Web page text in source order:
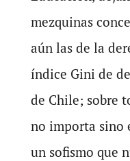
mezquinas
aún las de la
índice Gini de
de Chile; sobre
no importa sino
un sofismo que